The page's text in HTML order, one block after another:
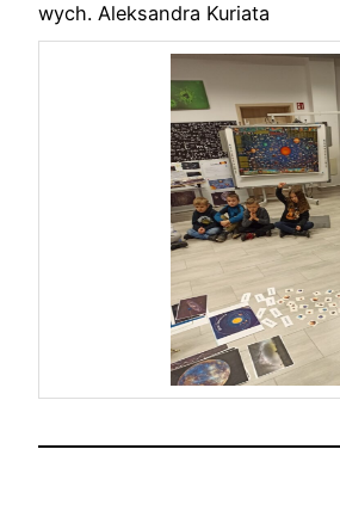
wych. Aleksandra Kuriata